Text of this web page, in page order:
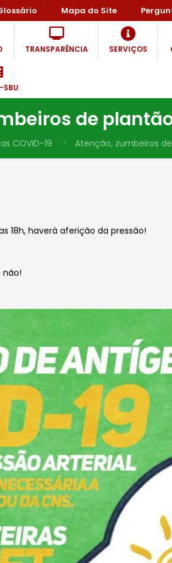
Mapa do Site
TRANSPARÊNCIA SERVIÇOS
SBU
de
COVID-19 Atenção, zumbeiros
18h, haverá aferição da pressão!
não!